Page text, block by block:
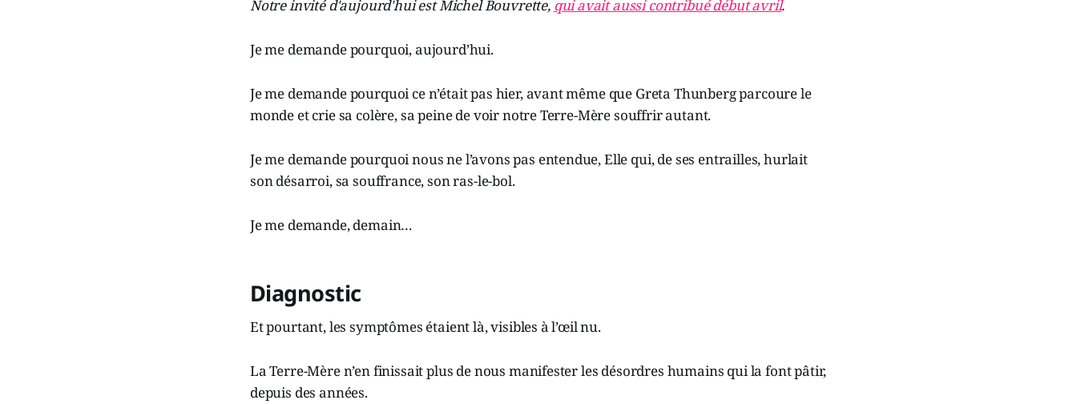
Notre invité d'aujourd'hui est Michel Bouvrette, qui avait aussi contribué début avril.
Je me demande pourquoi, aujourd’hui.
Je me demande pourquoi ce n’était pas hier, avant même que Greta Thunberg parcoure le
monde et crie sa colère, sa peine de voir notre Terre-Mère souffrir autant.
Je me demande pourquoi nous ne l’avons pas entendue, Elle qui, de ses entrailles, hurlait
son désarroi, sa souffrance, son ras-le-bol.
Je me demande, demain…
Diagnostic
Et pourtant, les symptômes étaient là, visibles à l’œil nu.
La Terre-Mère n’en finissait plus de nous manifester les désordres humains qui la font pâtir,
depuis des années.